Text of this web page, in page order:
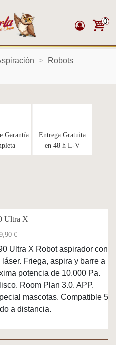
0
>
Robots
Garantía
Entrega Gratuita
en 48 h L-V
Ultra X
€
Ultra X Robot aspirador con
Friega, aspira y barre a
potencia de 10.000 Pa.
Room Plan 3.0. APP.
mascotas. Compatible 5
a distancia.